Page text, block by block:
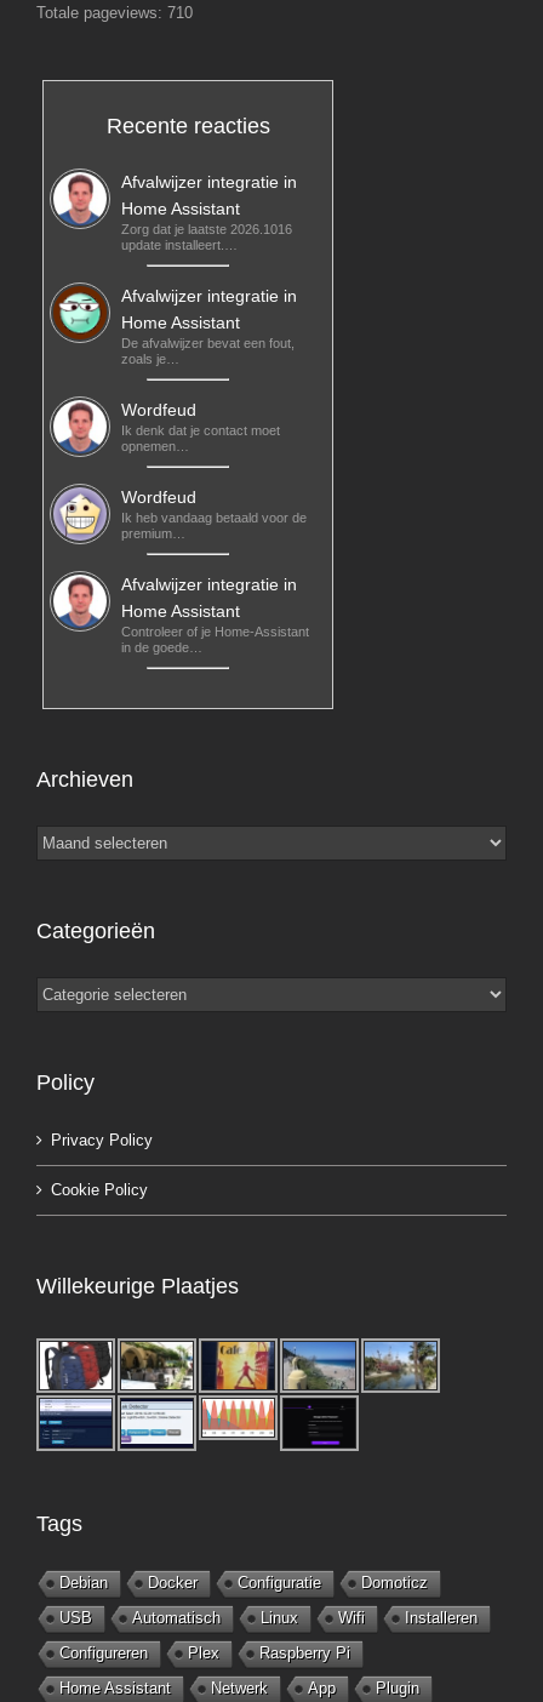
Totale pageviews: 710
Recente reacties
Afvalwijzer integratie in
Home Assistant
Zorg dat je laatste 2026.1016
update installeert.…
Afvalwijzer integratie in
Home Assistant
De afvalwijzer bevat een fout,
zoals je…
Wordfeud
Ik denk dat je contact moet
opnemen…
Wordfeud
Ik heb vandaag betaald voor de
premium…
Afvalwijzer integratie in
Home Assistant
Controleer of je Home-Assistant
in de goede…
Archieven
Archieven
Categorieën
Categorieën
Policy
Privacy Policy
Cookie Policy
Willekeurige Plaatjes
Tags
Debian Docker Configuratie
Domoticz
USB
Automatisch Linux Wifi
Installeren
Configureren
Plex
Raspberry Pi
Home Assistant
Netwerk App Plugin